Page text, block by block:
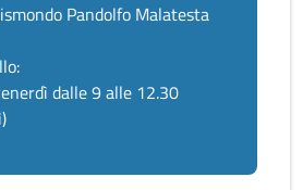
Pandolfo Malatesta
dalle 9 alle 12.30